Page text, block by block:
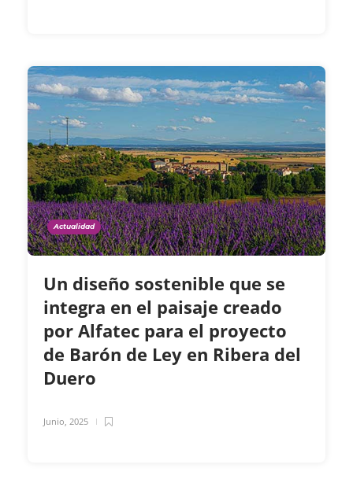
Actualidad
Un diseño sostenible que se
integra en el paisaje creado
por Alfatec para el proyecto
de Barón de Ley en Ribera del
Duero
Junio, 2025